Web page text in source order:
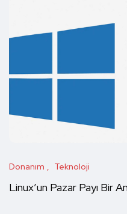
Donanım Teknoloji
Linux’un Pazar Payı Bir